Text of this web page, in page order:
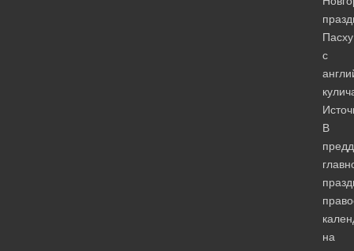
Пасху
с
В
на